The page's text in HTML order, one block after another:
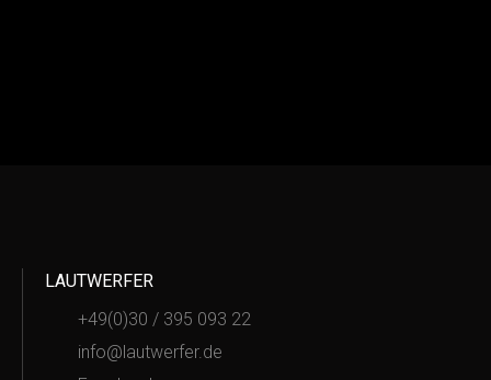
LAUTWERFER
+49(0)30 / 395 093 22
info@lautwerfer.de